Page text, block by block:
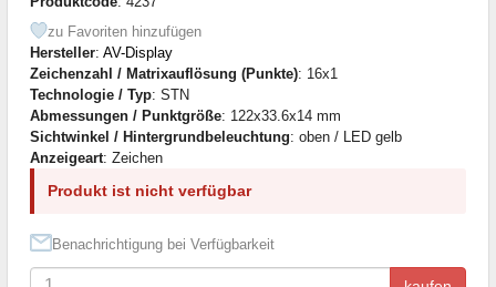
zu Favoriten hinzufügen
Hersteller: AV-Display
Zeichenzahl / Matrixauflösung (Punkte): 16x1
Technologie / Typ: STN
Abmessungen / Punktgröße: 122x33.6x14 mm
Sichtwinkel / Hintergrundbeleuchtung: oben / LED gelb
Anzeigeart: Zeichen
Produkt ist nicht verfügbar
Benachrichtigung bei Verfügbarkeit